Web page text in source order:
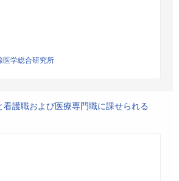
医学総合研究所
看護職および医療専門職に課せられる